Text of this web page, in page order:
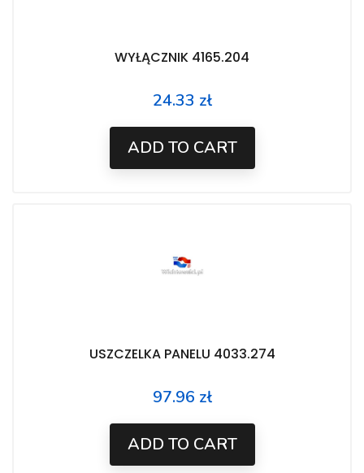
WYŁĄCZNIK 4165.204
Price
24.33 zł
ADD TO CART
USZCZELKA PANELU 4033.274
Price
97.96 zł
ADD TO CART